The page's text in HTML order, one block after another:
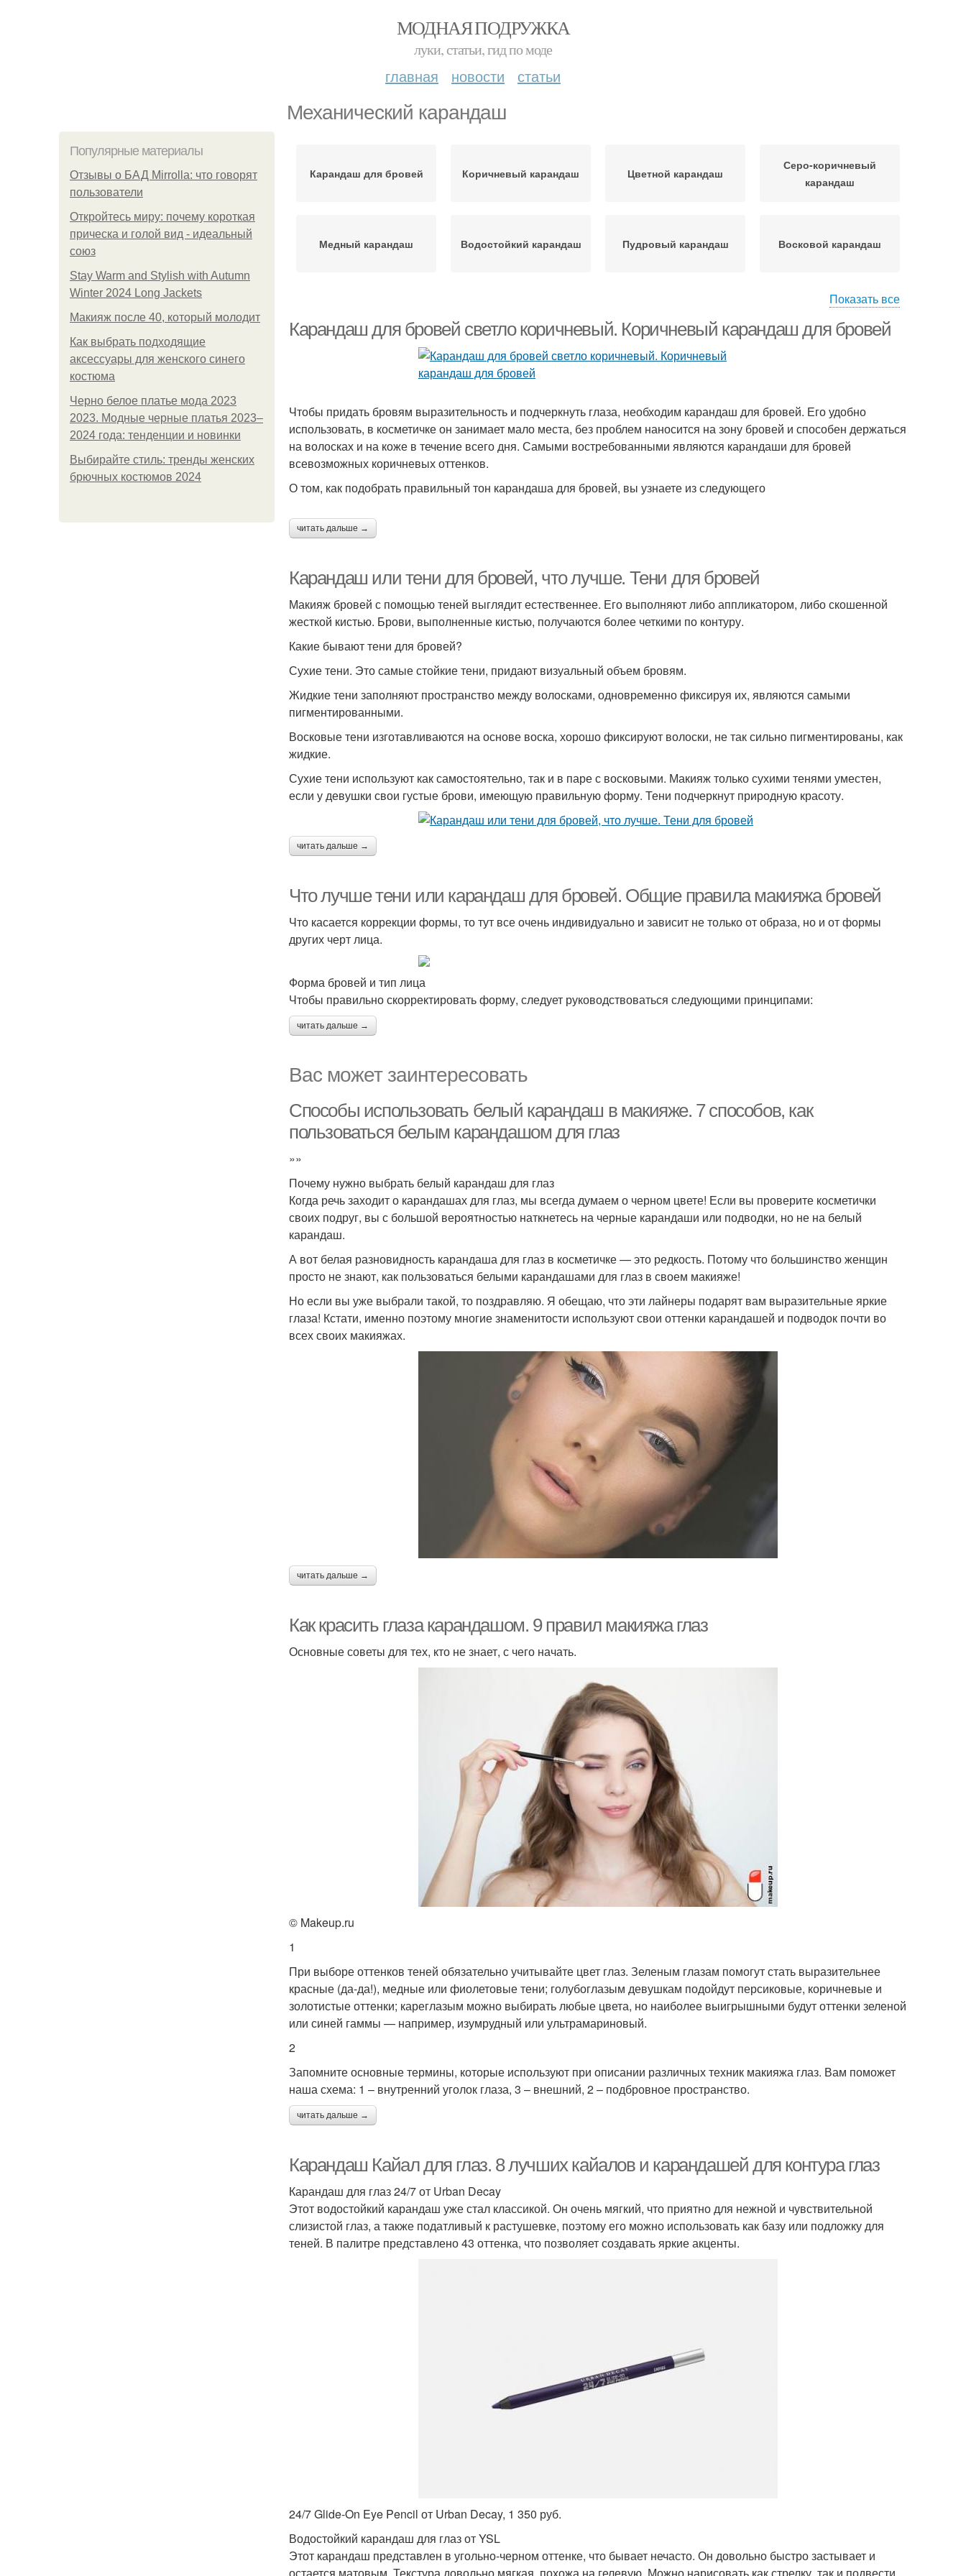
МОДНАЯ ПОДРУЖКА
луки, статьи, гид по моде
главная новости статьи
Механический карандаш
Популярные материалы
Отзывы о БАД Mirrolla: что говорят
пользователи
Откройтесь миру: почему короткая
прическа и голой вид - идеальный
союз
Stay Warm and Stylish with Autumn
Winter 2024 Long Jackets
Макияж после 40, который молодит
Как выбрать подходящие
аксессуары для женского синего
костюма
Черно белое платье мода 2023
2023. Модные черные платья 2023–
2024 года: тенденции и новинки
Выбирайте стиль: тренды женских
брючных костюмов 2024
Карандаш для бровей Коричневый карандаш Цветной карандаш
Серо-коричневый
карандаш
Медный карандаш Водостойкий карандаш Пудровый карандаш Восковой карандаш
карандаш
Карандаш с
растушевкой
Карандаш для седых
Ультратонкий карандаш
Показать все
Карандаш для бровей светло коричневый. Коричневый карандаш для бровей
Чтобы придать бровям выразительность и подчеркнуть глаза, необходим карандаш для бровей. Его удобно
использовать, в косметичке он занимает мало места, без проблем наносится на зону бровей и способен держаться
на волосках и на коже в течение всего дня. Самыми востребованными являются карандаши для бровей
всевозможных коричневых оттенков.
О том, как подобрать правильный тон карандаша для бровей, вы узнаете из следующего
читать дальше →
Карандаш или тени для бровей, что лучше. Тени для бровей
Макияж бровей с помощью теней выглядит естественнее. Его выполняют либо аппликатором, либо скошенной
жесткой кистью. Брови, выполненные кистью, получаются более четкими по контуру.
Какие бывают тени для бровей?
Сухие тени. Это самые стойкие тени, придают визуальный объем бровям.
Жидкие тени заполняют пространство между волосками, одновременно фиксируя их, являются самыми
пигментированными.
Восковые тени изготавливаются на основе воска, хорошо фиксируют волоски, не так сильно пигментированы, как
жидкие.
Сухие тени используют как самостоятельно, так и в паре с восковыми. Макияж только сухими тенями уместен,
если у девушки свои густые брови, имеющую правильную форму. Тени подчеркнут природную красоту.
читать дальше →
Что лучше тени или карандаш для бровей. Общие правила макияжа бровей
Что касается коррекции формы, то тут все очень индивидуально и зависит не только от образа, но и от формы
других черт лица.
Форма бровей и тип лица
Чтобы правильно скорректировать форму, следует руководствоваться следующими принципами:
читать дальше →
Вас может заинтересовать
Способы использовать белый карандаш в макияже. 7 способов, как
пользоваться белым карандашом для глаз
»»
Почему нужно выбрать белый карандаш для глаз
Когда речь заходит о карандашах для глаз, мы всегда думаем о черном цвете! Если вы проверите косметички
своих подруг, вы с большой вероятностью наткнетесь на черные карандаши или подводки, но не на белый
карандаш.
А вот белая разновидность карандаша для глаз в косметичке — это редкость. Потому что большинство женщин
просто не знают, как пользоваться белыми карандашами для глаз в своем макияже!
Но если вы уже выбрали такой, то поздравляю. Я обещаю, что эти лайнеры подарят вам выразительные яркие
глаза! Кстати, именно поэтому многие знаменитости используют свои оттенки карандашей и подводок почти во
всех своих макияжах.
читать дальше →
Как красить глаза карандашом. 9 правил макияжа глаз
Основные советы для тех, кто не знает, с чего начать.
© Makeup.ru
1
При выборе оттенков теней обязательно учитывайте цвет глаз. Зеленым глазам помогут стать выразительнее
красные (да-да!), медные или фиолетовые тени; голубоглазым девушкам подойдут персиковые, коричневые и
золотистые оттенки; кареглазым можно выбирать любые цвета, но наиболее выигрышными будут оттенки зеленой
или синей гаммы — например, изумрудный или ультрамариновый.
2
Запомните основные термины, которые используют при описании различных техник макияжа глаз. Вам поможет
наша схема: 1 – внутренний уголок глаза, 3 – внешний, 2 – подбровное пространство.
читать дальше →
Карандаш Кайал для глаз. 8 лучших кайалов и карандашей для контура глаз
Карандаш для глаз 24/7 от Urban Decay
Этот водостойкий карандаш уже стал классикой. Он очень мягкий, что приятно для нежной и чувствительной
слизистой глаз, а также податливый к растушевке, поэтому его можно использовать как базу или подложку для
теней. В палитре представлено 43 оттенка, что позволяет создавать яркие акценты.
24/7 Glide-On Eye Pencil от Urban Decay, 1 350 руб.
Водостойкий карандаш для глаз от YSL
Этот карандаш представлен в угольно-черном оттенке, что бывает нечасто. Он довольно быстро застывает и